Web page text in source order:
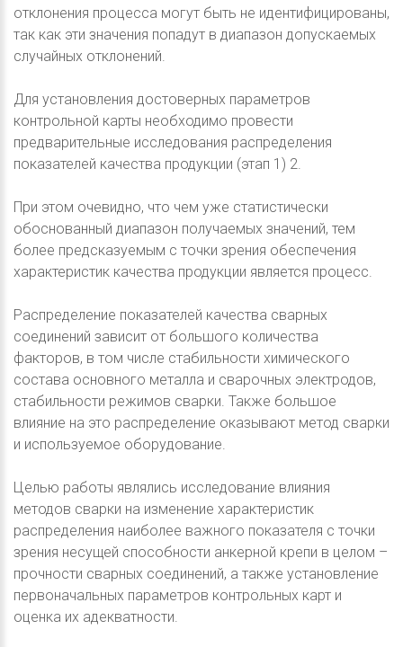
отклонения процесса могут быть не идентифицированы,
так как эти значения попадут в диапазон допускаемых
случайных отклонений.
Для установления достоверных параметров
контрольной карты необходимо провести
предварительные исследования распределения
показателей качества продукции (этап 1) 2.
При этом очевидно, что чем уже статистически
обоснованный диапазон получаемых значений, тем
более предсказуемым с точки зрения обеспечения
характеристик качества продукции является процесс.
Распределение показателей качества сварных
соединений зависит от большого количества
факторов, в том числе стабильности химического
состава основного металла и сварочных электродов,
стабильности режимов сварки. Также большое
влияние на это распределение оказывают метод сварки
и используемое оборудование.
Целью работы являлись исследование влияния
методов сварки на изменение характеристик
распределения наиболее важного показателя с точки
зрения несущей способности анкерной крепи в целом –
прочности сварных соединений, а также установление
первоначальных параметров контрольных карт и
оценка их адекватности.